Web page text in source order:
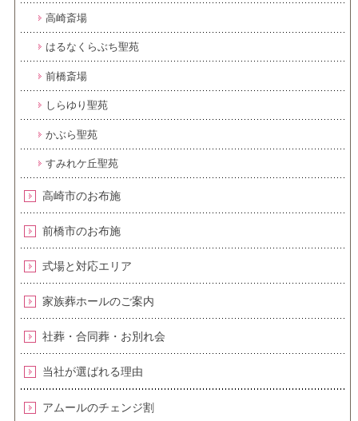
高崎斎場
はるなくらぶち聖苑
前橋斎場
しらゆり聖苑
かぶら聖苑
すみれケ丘聖苑
高崎市のお布施
前橋市のお布施
式場と対応エリア
家族葬ホールのご案内
社葬・合同葬・お別れ会
当社が選ばれる理由
アムールのチェンジ割